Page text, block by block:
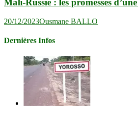
Mali-Russie : les promesses
20/12/2023Ousmane BALLO
Dernières Infos